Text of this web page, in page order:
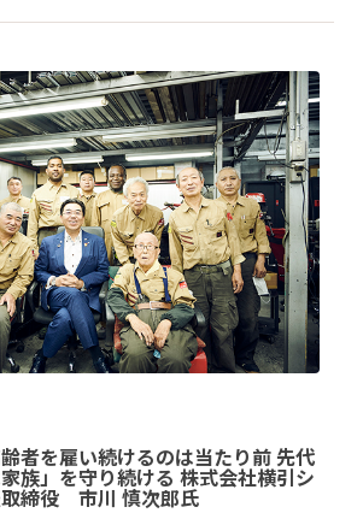
者を雇い続けるのは当たり前 先代
族」を守り続ける 株式会社横引シ
締役 市川 慎次郎氏